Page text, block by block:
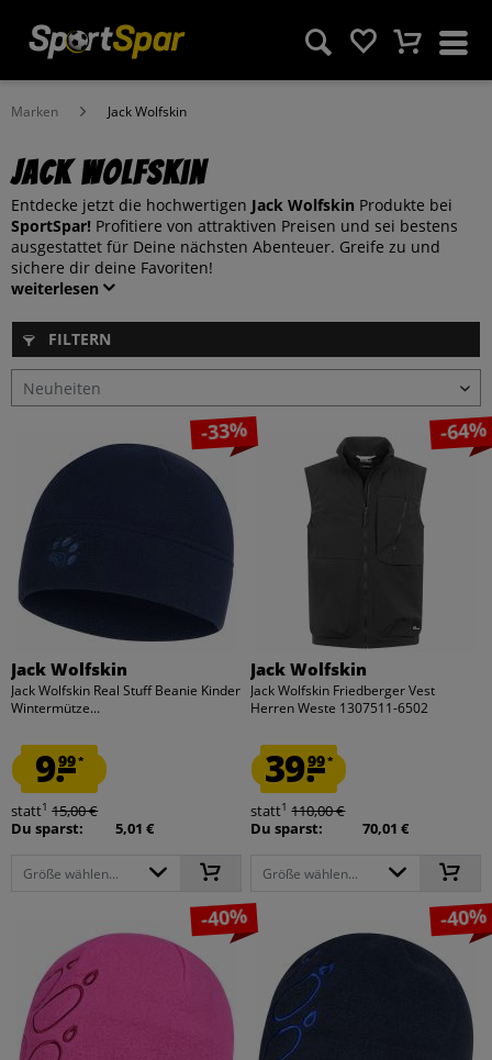
Marken Jack Wolfskin
Jack Wolfskin
Entdecke jetzt die hochwertigen Jack Wolfskin Produkte bei
SportSpar! Profitiere von attraktiven Preisen und sei bestens
ausgestattet für Deine nächsten Abenteuer. Greife zu und
sichere dir deine Favoriten!
weiterlesen
FILTERN
-33%
Jack Wolfskin
Jack Wolfskin Real Stuff Beanie Kinder
Wintermütze...
9.99*
statt1 15,00 €
Du sparst:
5,01 €
Größe wählen...
-64%
Jack Wolfskin
Jack Wolfskin Friedberger Vest
Herren Weste 1307511-6502
39.99*
statt1 110,00 €
Du sparst:
70,01 €
Größe wählen...
-40% -40%